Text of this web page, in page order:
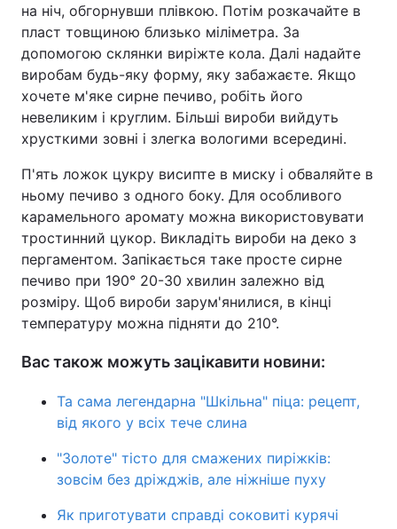
на ніч, обгорнувши плівкою. Потім розкачайте в
пласт товщиною близько міліметра. За
допомогою склянки виріжте кола. Далі надайте
виробам будь-яку форму, яку забажаєте. Якщо
хочете м'яке сирне печиво, робіть його
невеликим і круглим. Більші вироби вийдуть
хрусткими зовні і злегка вологими всередині.
П'ять ложок цукру висипте в миску і обваляйте в
ньому печиво з одного боку. Для особливого
карамельного аромату можна використовувати
тростинний цукор. Викладіть вироби на деко з
пергаментом. Запікається таке просте сирне
печиво при 190° 20-30 хвилин залежно від
розміру. Щоб вироби зарум'янилися, в кінці
температуру можна підняти до 210°.
Вас також можуть зацікавити новини:
Та сама легендарна "Шкільна" піца: рецепт,
від якого у всіх тече слина
"Золоте" тісто для смажених пиріжків:
зовсім без дріжджів, але ніжніше пуху
Як приготувати справді соковиті курячі